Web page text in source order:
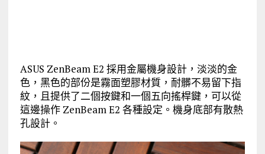
ASUS ZenBeam E2 採用金屬機身設計，淡淡的金
色，黑色的部份是霧面塑膠材質，耐髒不易留下指
紋，且提供了二個按鍵和一個五向搖桿鍵，可以從
這邊操作 ZenBeam E2 各種設定。機身底部有散熱
孔設計。